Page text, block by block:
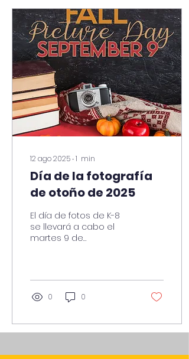
12 ago 2025 ∙1 min
Día de la fotografía
de otoño de 2025
El día de fotos de K-8
se llevará a cabo el
martes 9 de
octubre. Los...
0 0